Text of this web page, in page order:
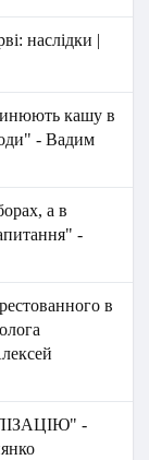
наслідки |
кашу в
- Вадим
а в
-
в
-